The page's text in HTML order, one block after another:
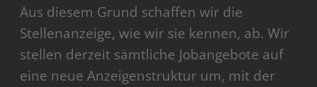
Aus diesem Grund schaffen wir die
Stellenanzeige, wie wir sie kennen, ab. Wir
stellen derzeit sämtliche Jobangebote auf
eine neue Anzeigenstruktur um, mit der